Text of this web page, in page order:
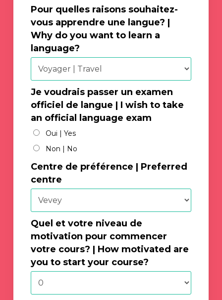
Pour quelles raisons souhaitez-
vous apprendre une langue? |
Why do you want to learn a
language?
Je voudrais passer un examen
officiel de langue | I wish to take
an official language exam
Oui | Yes
Non | No
Centre de préférence | Preferred
centre
Quel et votre niveau de
motivation pour commencer
votre cours? | How motivated are
you to start your course?